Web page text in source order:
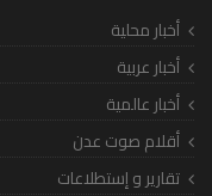
أخبار محلية
أخبار عربية
أخبار عالمية
أقلام صوت عدن
تقارير و إستطلاعات